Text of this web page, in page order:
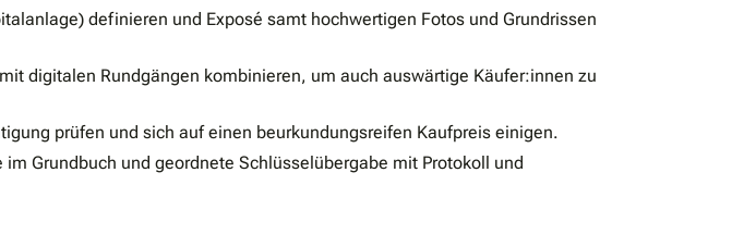
definieren und Exposé samt hochwertigen Fotos und Grundrissen
digitalen Rundgängen kombinieren, um auch auswärtige Käufer:innen zu
prüfen und sich auf einen beurkundungsreifen Kaufpreis einigen.
Grundbuch und geordnete Schlüsselübergabe mit Protokoll und